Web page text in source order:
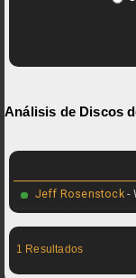
Análisis de Discos
Jeff Rosenstock-
1 Resultados